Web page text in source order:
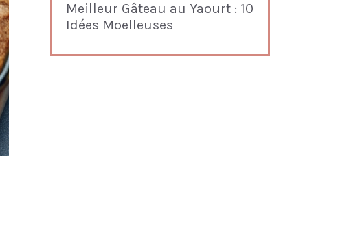
Meilleur Gâteau au Yaourt : 10
Idées Moelleuses